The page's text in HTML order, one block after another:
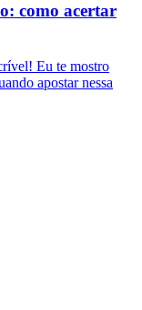
como acertar
Eu te mostro
apostar nessa